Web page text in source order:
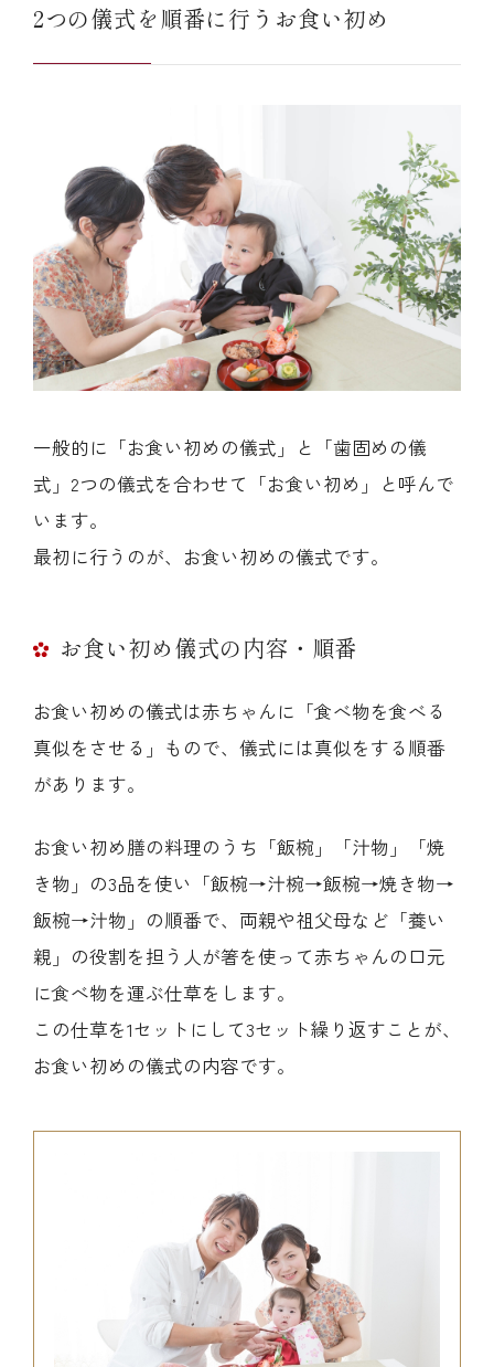
2つの儀式を順番に行うお食い初め
一般的に「お食い初めの儀式」と「歯固めの儀
式」2つの儀式を合わせて「お食い初め」と呼んで
います。
最初に行うのが、お食い初めの儀式です。
お食い初め儀式の内容・順番
お食い初めの儀式は赤ちゃんに「食べ物を食べる
真似をさせる」もので、儀式には真似をする順番
があります。
お食い初め膳の料理のうち「飯椀」「汁物」「焼
き物」の3品を使い「飯椀→汁椀→飯椀→焼き物→
飯椀→汁物」の順番で、両親や祖父母など「養い
親」の役割を担う人が箸を使って赤ちゃんの口元
に食べ物を運ぶ仕草をします。
この仕草を1セットにして3セット繰り返すことが、
お食い初めの儀式の内容です。